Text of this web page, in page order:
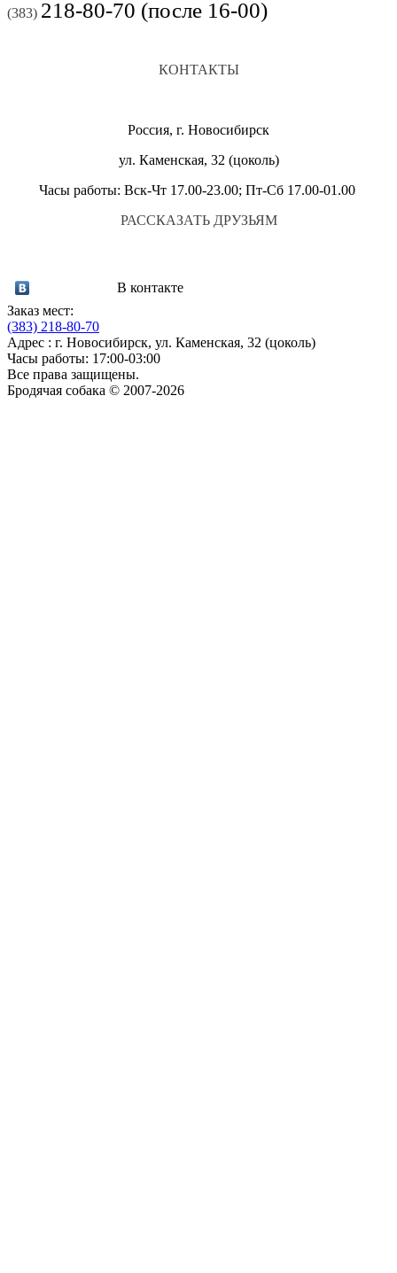
(383) 218-80-70 (после 16-00)
КОНТАКТЫ
Россия, г. Новосибирск
ул. Каменская, 32 (цоколь)
Часы работы: Вск-Чт 17.00-23.00; Пт-Сб 17.00-01.00
РАССКАЗАТЬ ДРУЗЬЯМ
В контакте
Заказ мест:
(383) 218-80-70
Адрес : г. Новосибирск, ул. Каменская, 32 (цоколь)
Часы работы: 17:00-03:00
Все права защищены.
Бродячая собака © 2007-2026